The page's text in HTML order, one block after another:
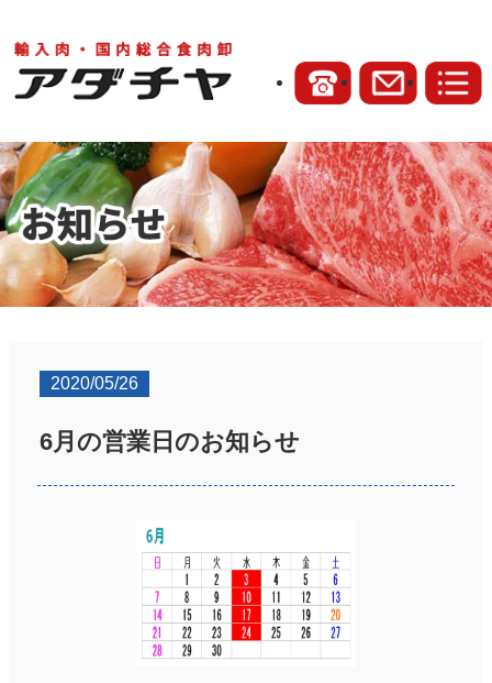
2020/05/26
6月の営業日のお知らせ